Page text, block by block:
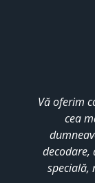
Vă oferim
cea
decodare,
specială,